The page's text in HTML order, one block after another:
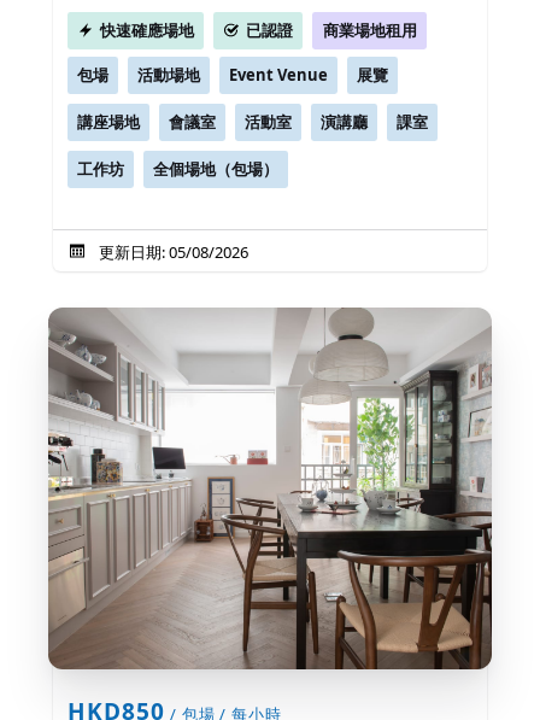
快速確應場地
已認證 商業場地租用
包場 活動場地 Event Venue 展覽
講座場地 會議室 活動室 演講廳 課室
工作坊 全個場地（包場）
更新日期: 05/08/2026
HKD850 / 包場 / 每小時